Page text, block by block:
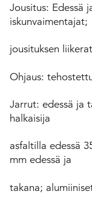
Jousitus: Edessä
iskunvaimentajat;
jousituksen
Ohjaus:
Jarrut: edessä ja
halkaisija
asfaltilla edessä
mm edessä ja
takana;